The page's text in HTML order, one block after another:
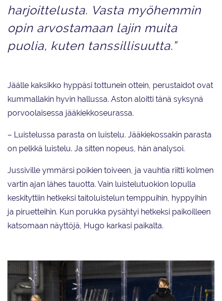
harjoittelusta. Vasta myöhemmin
opin arvostamaan lajin muita
puolia, kuten tanssillisuutta.”
Jäälle kaksikko hyppäsi tottunein ottein, perustaidot ovat
kummallakin hyvin hallussa. Aston aloitti tänä syksynä
porvoolaisessa jääkiekkoseurassa.
– Luistelussa parasta on luistelu. Jääkiekossakin parasta
on pelkkä luistelu. Ja sitten nopeus, hän analysoi.
Jussiville ymmärsi poikien toiveen, ja vauhtia riitti kolmen
vartin ajan lähes tauotta. Vain luistelutuokion lopulla
keskityttiin hetkeksi taitoluistelun temppuihin, hyppyihin
ja piruetteihin. Kun porukka pysähtyi hetkeksi paikoilleen
katsomaan näyttöjä, Hugo karkasi paikalta.